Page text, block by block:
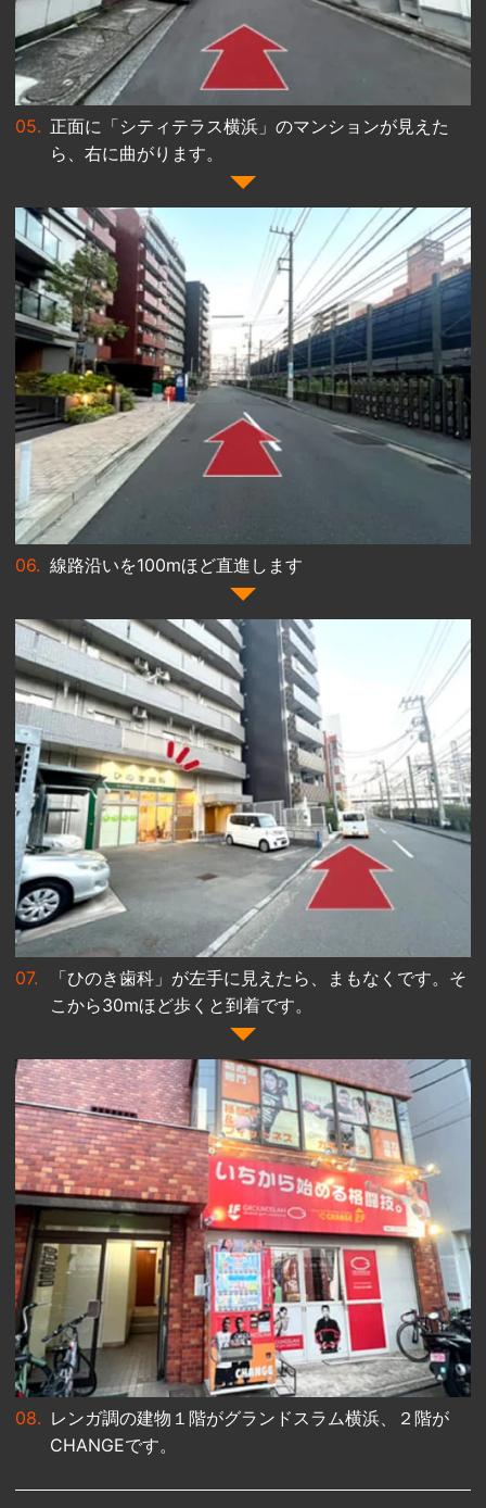
正面に「シティテラス横浜」のマンションが見えた
ら、右に曲がります。
線路沿いを100mほど直進します
「ひのき歯科」が左手に見えたら、まもなくです。そ
こから30mほど歩くと到着です。
レンガ調の建物１階がグランドスラム横浜、２階が
CHANGEです。